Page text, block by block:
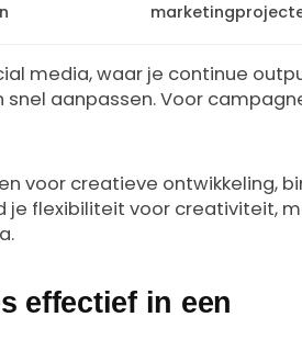
media, waar je continue
aanpassen. Voor
voor creatieve ontwikkeling,
je flexibiliteit voor creativiteit,
effectief in een